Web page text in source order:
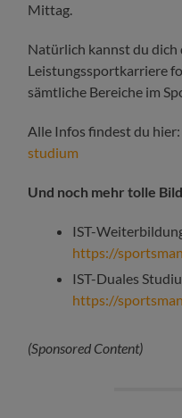
Mittag.
Natürlich kannst du dich
Leistungssportkarriere
sämtliche Bereiche im
Alle Infos findest du hier:
studium
Und noch mehr tolle
IST-
https://
IST-Duales
https://
(Sponsored Content)